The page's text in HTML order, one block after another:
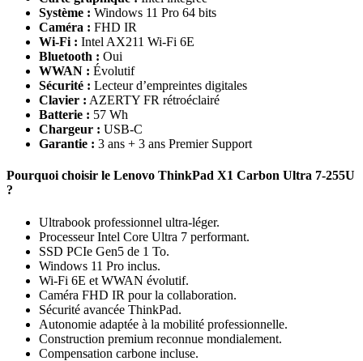
Système : Windows 11 Pro 64 bits
Caméra : FHD IR
Wi-Fi : Intel AX211 Wi-Fi 6E
Bluetooth : Oui
WWAN : Évolutif
Sécurité : Lecteur d’empreintes digitales
Clavier : AZERTY FR rétroéclairé
Batterie : 57 Wh
Chargeur : USB-C
Garantie : 3 ans + 3 ans Premier Support
Pourquoi choisir le Lenovo ThinkPad X1 Carbon Ultra 7-255U
?
Ultrabook professionnel ultra-léger.
Processeur Intel Core Ultra 7 performant.
SSD PCIe Gen5 de 1 To.
Windows 11 Pro inclus.
Wi-Fi 6E et WWAN évolutif.
Caméra FHD IR pour la collaboration.
Sécurité avancée ThinkPad.
Autonomie adaptée à la mobilité professionnelle.
Construction premium reconnue mondialement.
Compensation carbone incluse.